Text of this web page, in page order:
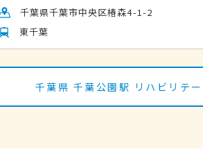
千葉県千葉市中央区椿森4-1-2
東千葉
千葉県 千葉公園駅 リハビリテ